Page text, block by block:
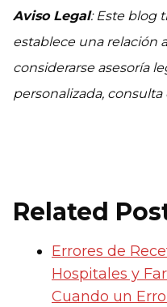
Aviso Legal: Este blog
establece una relación
considerarse asesoría
personalizada,
Related
Errores de
Hospitales y
Cuando un